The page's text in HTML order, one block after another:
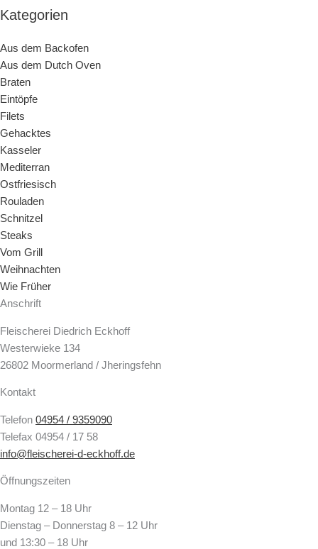
Kategorien
Aus dem Backofen
Aus dem Dutch Oven
Braten
Eintöpfe
Filets
Gehacktes
Kasseler
Mediterran
Ostfriesisch
Rouladen
Schnitzel
Steaks
Vom Grill
Weihnachten
Wie Früher
Anschrift
Fleischerei Diedrich Eckhoff
Westerwieke 134
26802 Moormerland / Jheringsfehn
Kontakt
Telefon 04954 / 9359090
Telefax 04954 / 17 58
info@fleischerei-d-eckhoff.de
Öffnungszeiten
Montag 12 – 18 Uhr
Dienstag – Donnerstag 8 – 12 Uhr
und 13:30 – 18 Uhr